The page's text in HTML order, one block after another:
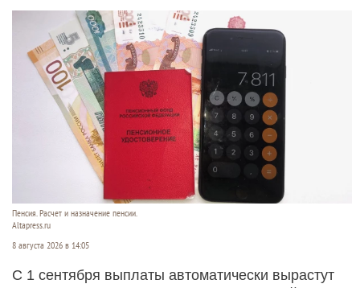
Пенсия. Расчет и назначение пенсии.
Altapress.ru
8 августа 2026 в 14:05
С 1 сентября выплаты автоматически вырастут